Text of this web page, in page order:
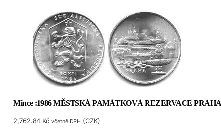
Mince :1986 MĚSTSKÁ PAMÁTKOVÁ REZERVACE PRAHA
2,762.84 Kč včetně DPH (CZK)